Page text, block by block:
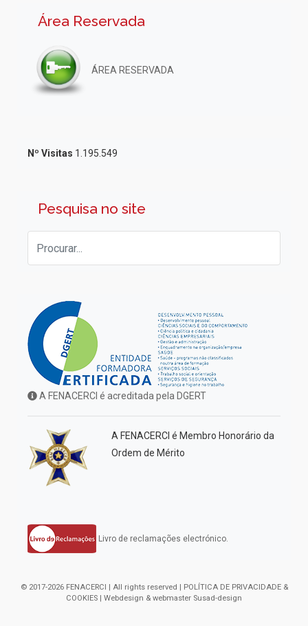
Área Reservada
ÁREA RESERVADA
Nº Visitas 1.195.549
Pesquisa no site
A FENACERCI é acreditada pela DGERT
A FENACERCI é Membro Honorário da
Ordem de Mérito
Livro de reclamações electrónico.
© 2017-2026 FENACERCI | All rights reserved | POLÍTICA DE PRIVACIDADE &
COOKIES | Webdesign & webmaster Susad-design